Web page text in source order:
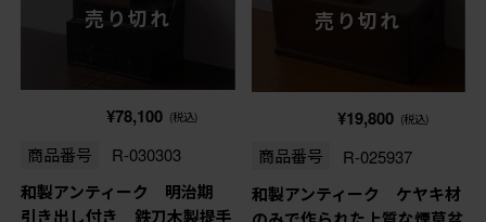
売り切れ
¥78,100 (税込)
商品番号 R-030303
和製アンティーク 明治期
引き出し付き 鉄刀木製提手
売り切れ
¥19,800 (税込)
商品番号 R-025937
和製アンティーク ケヤキ材